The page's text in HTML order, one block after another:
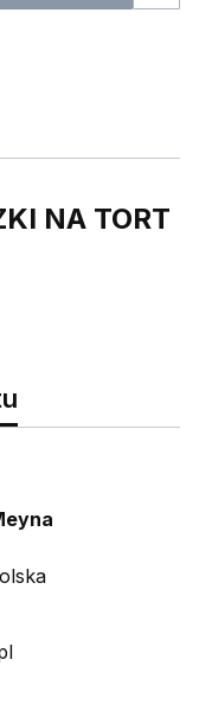
NA TORT